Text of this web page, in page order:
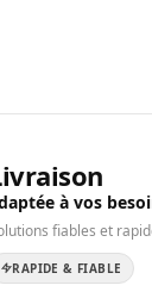
à vos
fiables et
RAPIDE & FIABLE